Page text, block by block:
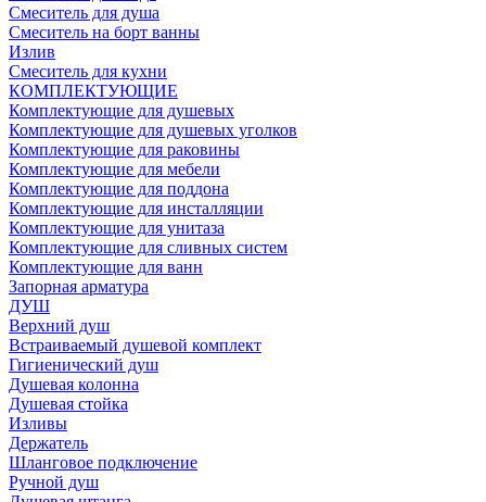
Смеситель для душа
Смеситель на борт ванны
Излив
Смеситель для кухни
КОМПЛЕКТУЮЩИЕ
Комплектующие для душевых
Комплектующие для душевых уголков
Комплектующие для раковины
Комплектующие для мебели
Комплектующие для поддона
Комплектующие для инсталляции
Комплектующие для унитаза
Комплектующие для сливных систем
Комплектующие для ванн
Запорная арматура
ДУШ
Верхний душ
Встраиваемый душевой комплект
Гигиенический душ
Душевая колонна
Душевая стойка
Изливы
Держатель
Шланговое подключение
Ручной душ